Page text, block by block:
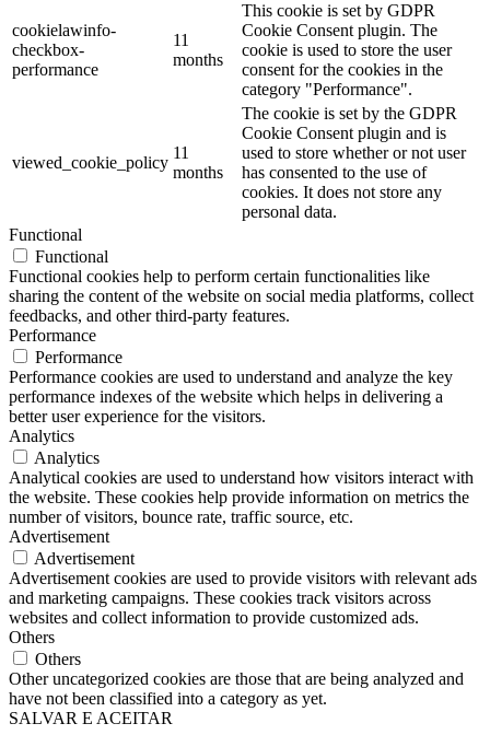
cookielawinfo-
checkbox-
performance
11
months
This cookie is set by GDPR
Cookie Consent plugin. The
cookie is used to store the user
consent for the cookies in the
category "Performance".
viewed_cookie_policy
11
months
The cookie is set by the GDPR
Cookie Consent plugin and is
used to store whether or not user
has consented to the use of
cookies. It does not store any
personal data.
Functional
Functional
Functional cookies help to perform certain functionalities like
sharing the content of the website on social media platforms, collect
feedbacks, and other third-party features.
Performance
Performance
Performance cookies are used to understand and analyze the key
performance indexes of the website which helps in delivering a
better user experience for the visitors.
Analytics
Analytics
Analytical cookies are used to understand how visitors interact with
the website. These cookies help provide information on metrics the
number of visitors, bounce rate, traffic source, etc.
Advertisement
Advertisement
Advertisement cookies are used to provide visitors with relevant ads
and marketing campaigns. These cookies track visitors across
websites and collect information to provide customized ads.
Others
Others
Other uncategorized cookies are those that are being analyzed and
have not been classified into a category as yet.
SALVAR E ACEITAR